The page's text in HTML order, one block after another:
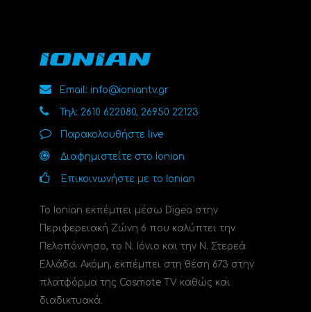
Email: info@ioniantv.gr
Τηλ: 2610 622080, 26950 22123
Παρακολουθήστε live
Διαφημιστείτε στο Ionian
Επικοινωνήστε με το Ionian
Το Ionian εκπέμπει μέσω Digea στην
Περιφερειακή Ζώνη 6 που καλύπτει την
Πελοπόννησο, το N. Ιόνιο και την Ν. Στερεά
Ελλάδα. Ακόμη, εκπέμπει στη θέση 673 στην
πλατφόρμα της Cosmote TV καθώς και
διαδικτυακά.